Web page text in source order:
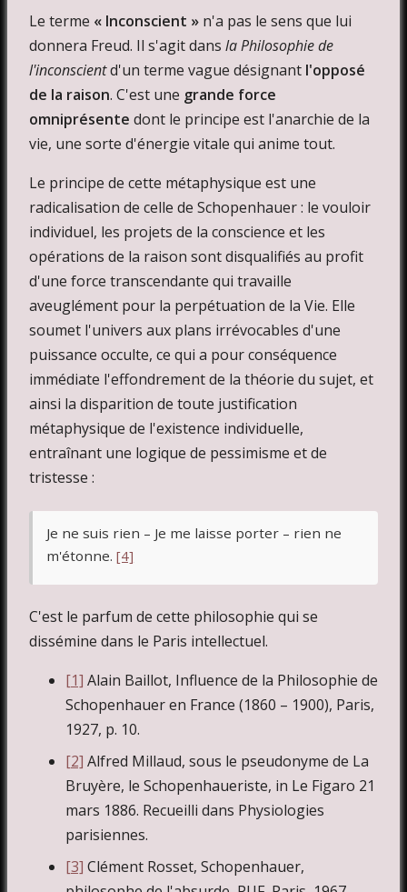
Le terme « Inconscient » n'a pas le sens que lui
donnera Freud. Il s'agit dans la Philosophie de
l'inconscientd'un terme vague désignant l'opposé
de la raison. C'est une grande force
omniprésente dont le principe est l'anarchie de la
vie, une sorte d'énergie vitale qui anime tout.
Le principe de cette métaphysique est une
radicalisation de celle de Schopenhauer : le vouloir
individuel, les projets de la conscience et les
opérations de la raison sont disqualifiés au profit
d'une force transcendante qui travaille
aveuglément pour la perpétuation de la Vie. Elle
soumet l'univers aux plans irrévocables d'une
puissance occulte, ce qui a pour conséquence
immédiate l'effondrement de la théorie du sujet, et
ainsi la disparition de toute justification
métaphysique de l'existence individuelle,
entraînant une logique de pessimisme et de
tristesse :
Je ne suis rien – Je me laisse porter – rien ne
m'étonne.[4]
C'est le parfum de cette philosophie qui se
dissémine dans le Paris intellectuel.
[1] Alain Baillot, Influence de la Philosophie de
Schopenhauer en France (1860 – 1900), Paris,
1927, p. 10.
[2] Alfred Millaud, sous le pseudonyme de La
Bruyère, le Schopenhaueriste, in Le Figaro 21
mars 1886. Recueilli dans Physiologies
parisiennes.
[3] Clément Rosset, Schopenhauer,